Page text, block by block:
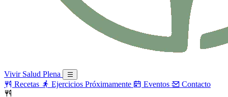
Vivir Salud Plena
Recetas
Ejercicios Próximamente Eventos Contacto